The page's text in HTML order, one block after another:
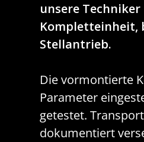
unsere
Kompletteinheit,
Stellantrieb.
Die vormontierte
Parameter
getestet.
dokumentiert